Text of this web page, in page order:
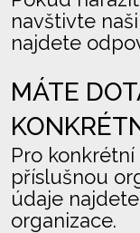
navštivte
najdete
MÁTE
Pro
příslušnou
údaje
organizace.